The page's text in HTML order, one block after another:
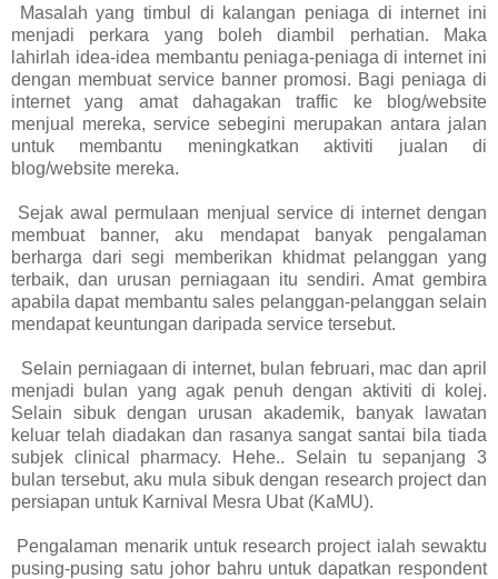
Masalah yang timbul di kalangan peniaga di internet ini
menjadi perkara yang boleh diambil perhatian. Maka
lahirlah idea-idea membantu peniaga-peniaga di internet ini
dengan membuat service banner promosi. Bagi peniaga di
internet yang amat dahagakan traffic ke blog/website
menjual mereka, service sebegini merupakan antara jalan
untuk membantu meningkatkan aktiviti jualan di
blog/website mereka.
Sejak awal permulaan menjual service di internet dengan
membuat banner, aku mendapat banyak pengalaman
berharga dari segi memberikan khidmat pelanggan yang
terbaik, dan urusan perniagaan itu sendiri. Amat gembira
apabila dapat membantu sales pelanggan-pelanggan selain
mendapat keuntungan daripada service tersebut.
Selain perniagaan di internet, bulan februari, mac dan april
menjadi bulan yang agak penuh dengan aktiviti di kolej.
Selain sibuk dengan urusan akademik, banyak lawatan
keluar telah diadakan dan rasanya sangat santai bila tiada
subjek clinical pharmacy. Hehe.. Selain tu sepanjang 3
bulan tersebut, aku mula sibuk dengan research project dan
persiapan untuk Karnival Mesra Ubat (KaMU).
Pengalaman menarik untuk research project ialah sewaktu
pusing-pusing satu johor bahru untuk dapatkan respondent